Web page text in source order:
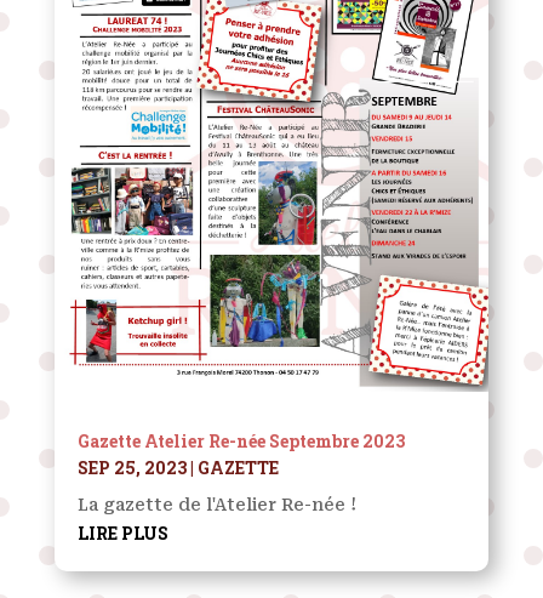
Gazette Atelier Re-née Septembre 2023
SEP 25, 2023| GAZETTE
La gazette de l'Atelier Re-née !
LIRE PLUS